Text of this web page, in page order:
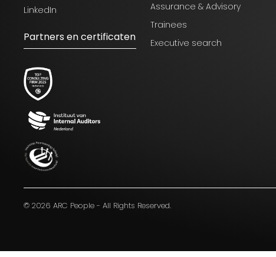
LinkedIn
Partners en certificaten
Assurance & Advisory
Trainees
Executive search
© 2026 ARC People - All Rights Reserved.
Blijf op de hoogte van het laatste
nieuws op het gebied van Audit,